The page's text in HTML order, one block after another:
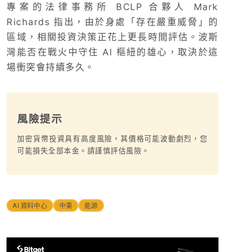
專案的法律事務所 BCLP 合夥人 Mark
Richards 指出，由於身處「存在嚴重威脅」的
區域，相關投資決策正花上更長時間評估。波斯
灣能否在戰火中守住 AI 樞紐的雄心，取決於這
場衝突會持續多久。
風險提示
加密貨幣投資具有高度風險，其價格可能波動劇烈，您
可能損失全部本金。請謹慎評估風險。
AI 資料中心 中東 能源